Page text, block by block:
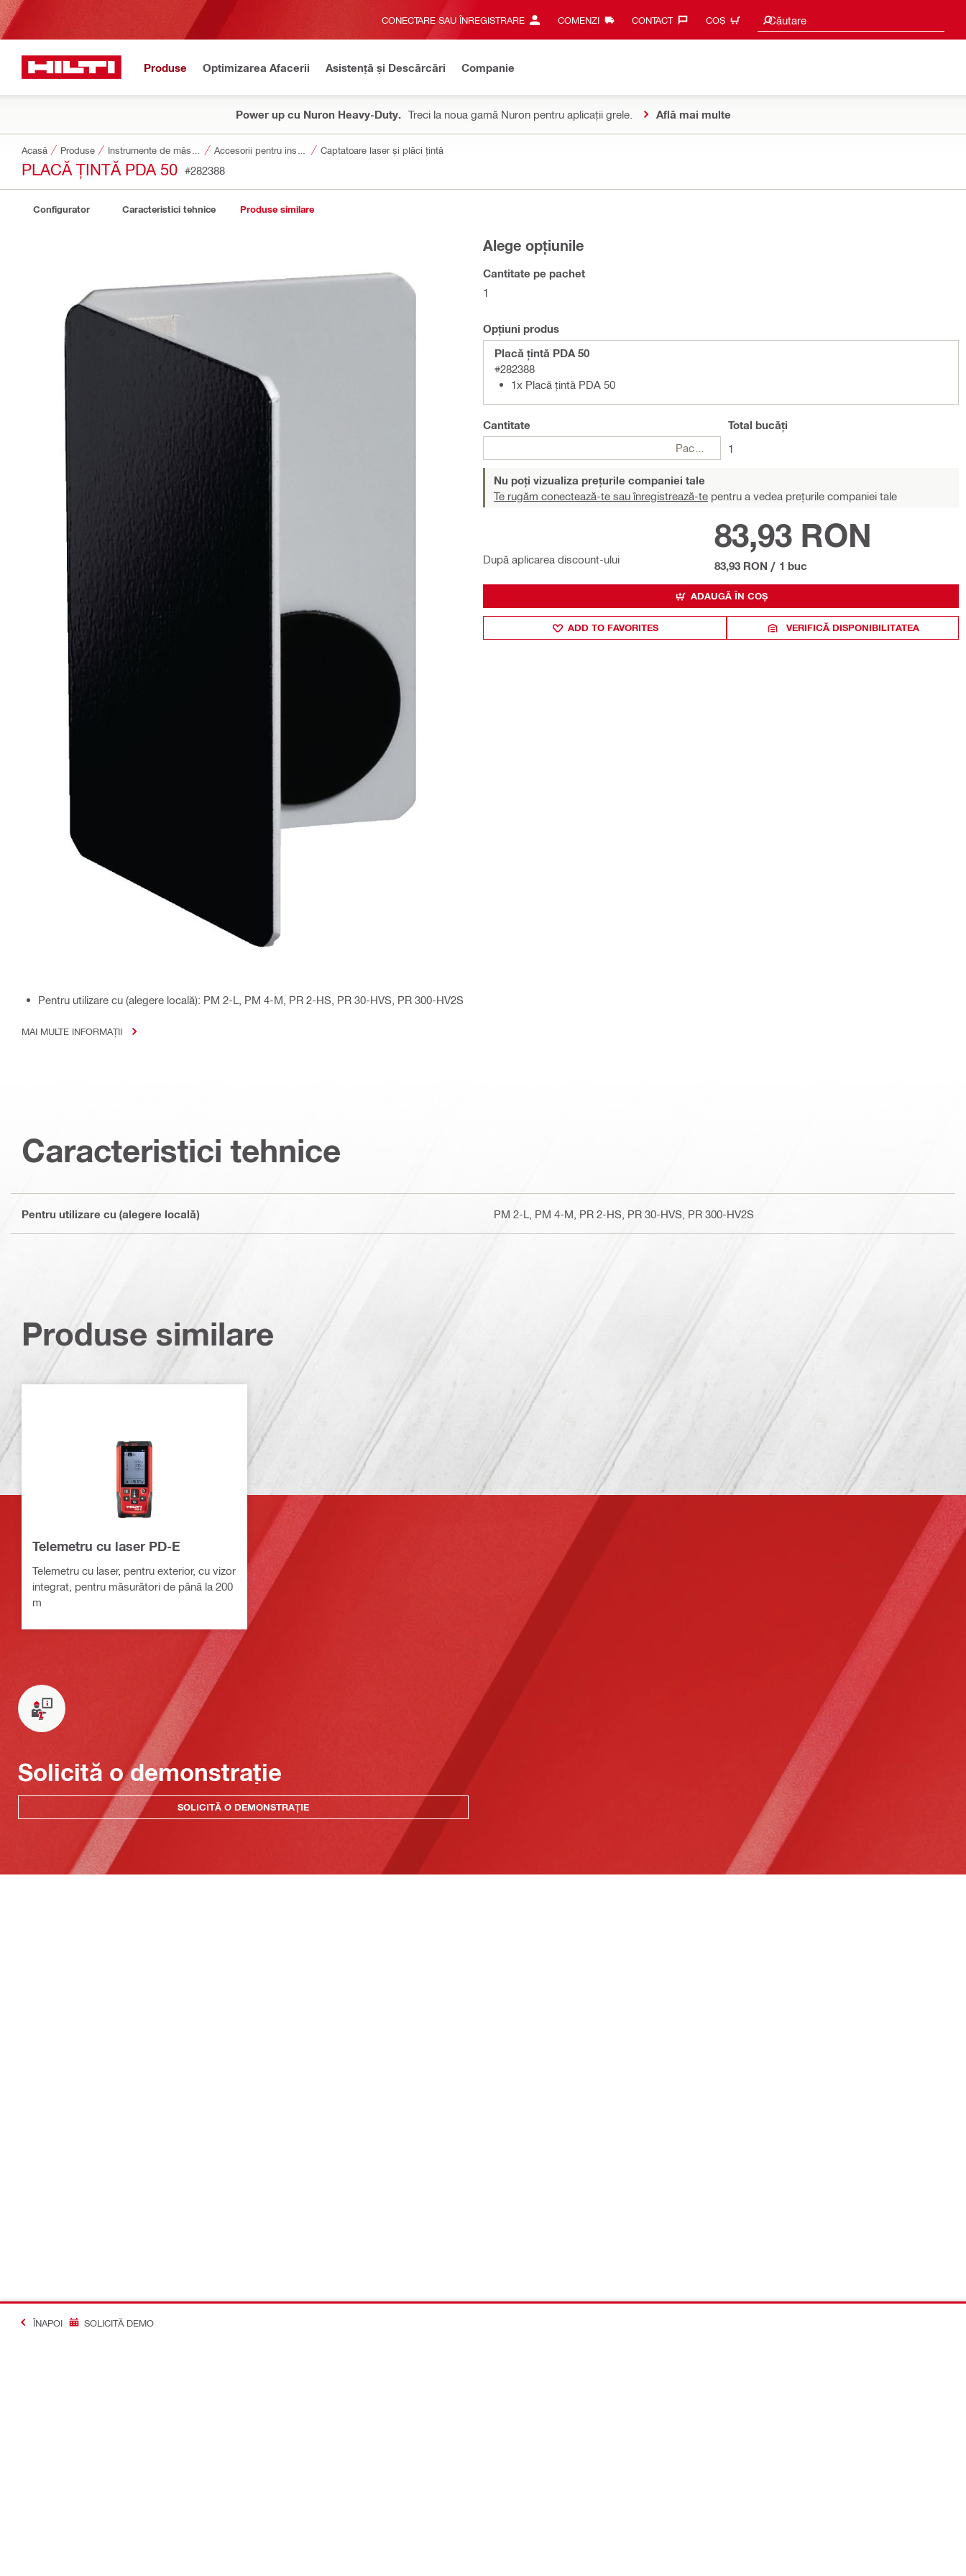
CONECTARE SAU ÎNREGISTRARE COMENZI CONTACT‎ COȘ Căutare
Caută sugestii
Produse Optimizarea Afacerii Asistență și Descărcări Companie
Power up cu Nuron Heavy-Duty. Treci la noua gamă Nuron pentru aplicații grele. Află mai multe
Acasă Produse Captatoare laser și plăci țintă
PLACĂ ȚINTĂ PDA 50 #282388
Configurator Caracteristici tehnice Produse similare
Pentru utilizare cu (alegere locală): PM 2-L, PM 4-M, PR 2-HS, PR 30-HVS, PR 300-HV2S
MAI MULTE INFORMAȚII
Alege opțiunile
Cantitate pe pachet
1
Opțiuni produs
Placă țintă PDA 50
#282388
1x Placă țintă PDA 50
Cantitate
Total bucăți
1
Nu poți vizualiza prețurile companiei tale
Te rugăm conectează-te sau înregistrează-te pentru a vedea prețurile companiei tale
După aplicarea discount-ului
83,93 RON
83,93 RON / 1 buc
ADAUGĂ ÎN COȘ
ADD TO FAVORITES VERIFICĂ DISPONIBILITATEA
Caracteristici tehnice
Pentru utilizare cu (alegere locală) PM 2-L, PM 4-M, PR 2-HS, PR 30-HVS, PR 300-HV2S
Produse similare
Telemetru cu laser PD-E
Telemetru cu laser, pentru exterior, cu vizor
integrat, pentru măsurători de până la 200
m
Solicită o demonstrație
SOLICITĂ O DEMONSTRAȚIE
ÎNAPOI SOLICITĂ DEMO